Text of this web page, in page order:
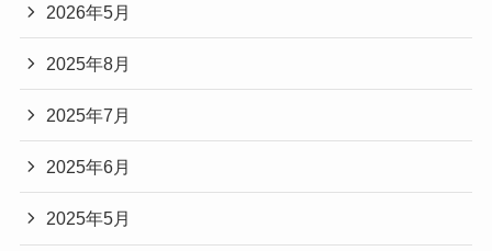
2026年5月
2025年8月
2025年7月
2025年6月
2025年5月